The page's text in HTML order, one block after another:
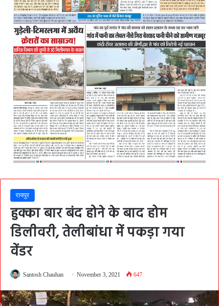
रायपुर
हुक्का बार बंद होने के बाद होम
डिलीवरी, तेलीबांधा में पकड़ा गया
वेंडर
Santosh Chauhan November 3, 2021 647